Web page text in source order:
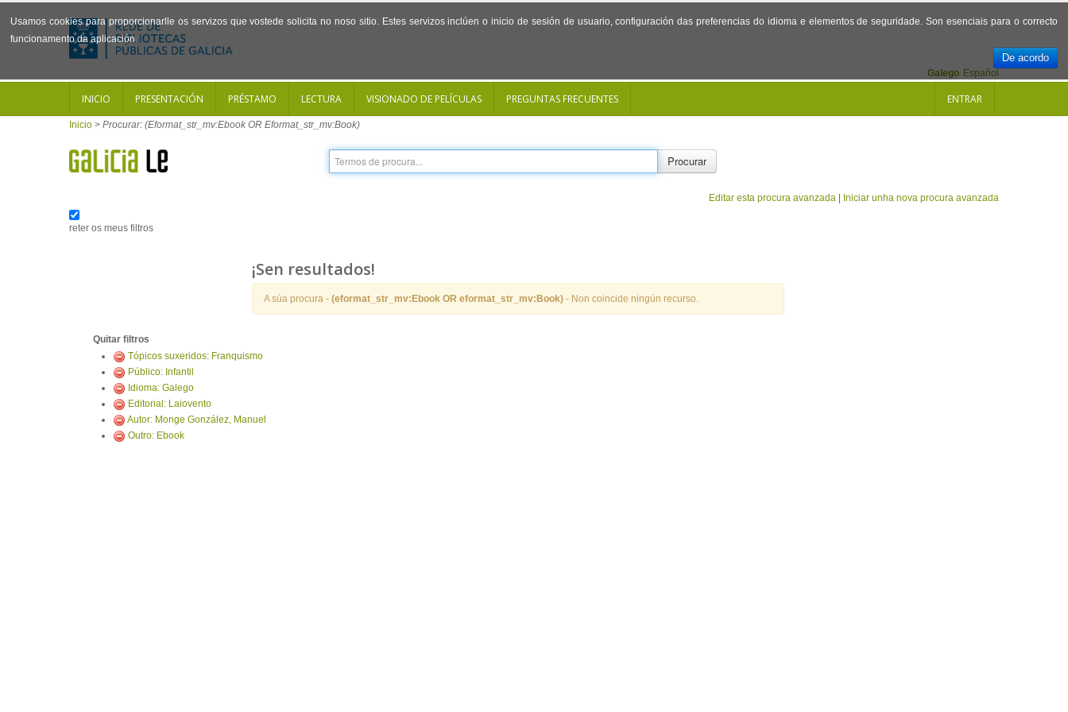
Usamos cookies para proporcionarlle os servizos que vostede solicita no noso sitio. Estes servizos inclúen o inicio de sesión de usuario, configuración das preferencias do idioma e elementos de seguridade. Son esenciais para o correcto
funcionamento da aplicación.
De acordo
Español
Galego
INICIO PRESENTACIÓN PRÉSTAMO LECTURA VISIONADO DE PELÍCULAS PREGUNTAS FRECUENTES ENTRAR
Inicio > Procurar: (Eformat_str_mv:Ebook OR Eformat_str_mv:Book)
Procurar
Editar esta procura avanzada Iniciar unha nova procura avanzada
reter os meus filtros
¡Sen resultados!
A súa procura - (eformat_str_mv:Ebook OR eformat_str_mv:Book) - Non coincide ningún recurso.
Quitar filtros
Tópicos suxeridos: Franquismo
Público: Infantil
Idioma: Galego
Editorial: Laiovento
Autor: Monge González, Manuel
Outro: Ebook